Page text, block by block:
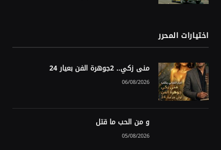
اختيارات المحرر
منى زكي.. 2جوهرة الفن بعيار 24
06/08/2026
و من الحب ما قتل
05/08/2026